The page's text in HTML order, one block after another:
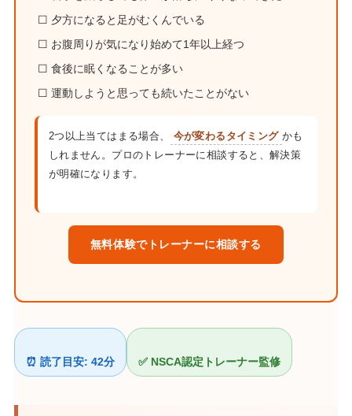
☐ 夕方になると足がむくんでいる
☐ お腹周りが気になり始めて1年以上経つ
☐ 食後に眠くなることが多い
☐ 運動しようと思っても続いたことがない
2つ以上当てはまる場合、 今が変わるタイミング かも
しれません。プロのトレーナーに相談すると、解決策
が明確になります。
無料体験でトレーナーに相談する
⏰ 読了目安: 42分 ✅ NSCA認定トレーナー監修